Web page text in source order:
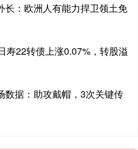
长：欧洲人有能力捍卫领土免
寿22转债上涨0.07%，转股溢
数据：助攻戴帽，3次关键传